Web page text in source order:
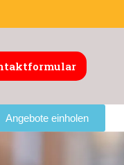
Angebote einholen